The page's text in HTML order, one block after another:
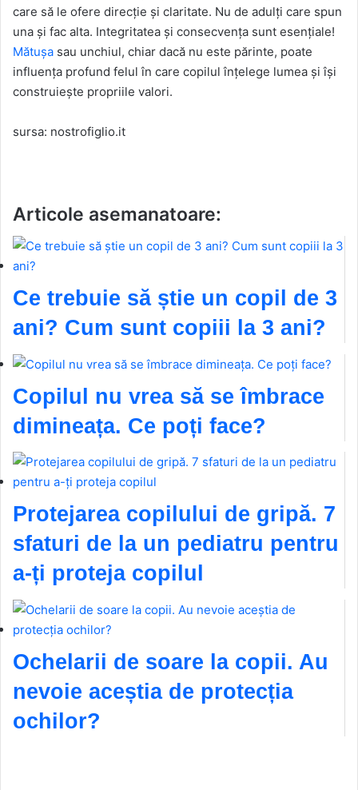
care să le ofere direcție și claritate. Nu de adulți care spun
una și fac alta. Integritatea și consecvența sunt esențiale!
Mătușa sau unchiul, chiar dacă nu este părinte, poate
influența profund felul în care copilul înțelege lumea și își
construiește propriile valori.
sursa: nostrofiglio.it
Articole asemanatoare:
Ce trebuie să știe un copil de 3
ani? Cum sunt copiii la 3 ani?
Copilul nu vrea să se îmbrace
dimineața. Ce poți face?
Protejarea copilului de gripă. 7
sfaturi de la un pediatru pentru
a-ți proteja copilul
Ochelarii de soare la copii. Au
nevoie aceștia de protecția
ochilor?